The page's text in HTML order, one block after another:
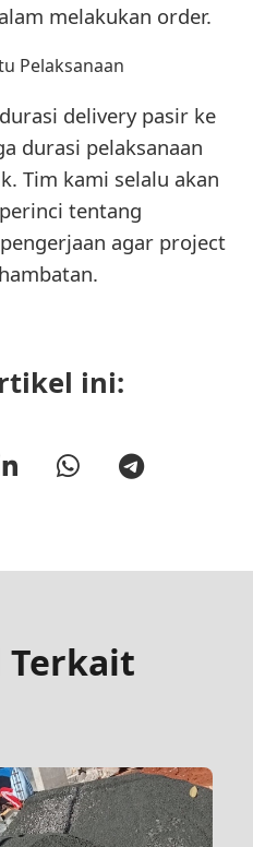
melakukan order.
Pelaksanaan
delivery pasir ke
durasi pelaksanaan
Tim kami selalu akan
tentang
agar project
ini: